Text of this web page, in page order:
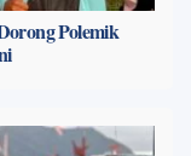
Polemik